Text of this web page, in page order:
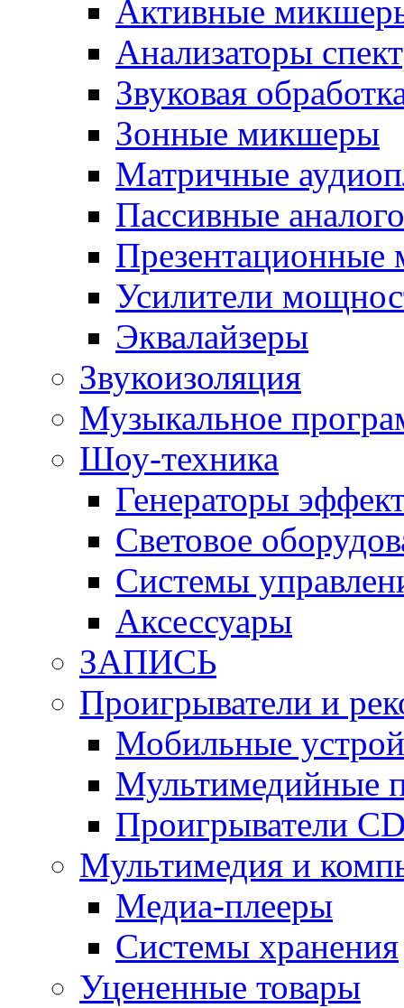
Активные
Анализаторы
Звуковая
Зонные микшеры
Матричные
Пассивные
Усилители
Эквалайзеры
Звукоизоляция
Музыкальное
Шоу-техника
Генераторы
Световое
Системы
Аксессуары
ЗАПИСЬ
Проигрыватели и
Мобильные
Мультимедийные
Проигрыватели
Мультимедия и
Медиа-плееры
Системы хранения
Уцененные товары